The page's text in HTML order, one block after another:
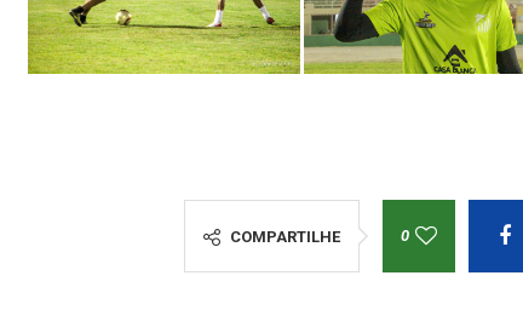
COMPARTILHE 0